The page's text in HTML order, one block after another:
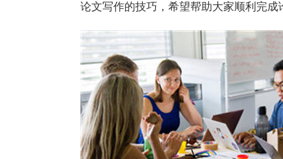
论文写作的技巧，希望帮助大家顺利完成